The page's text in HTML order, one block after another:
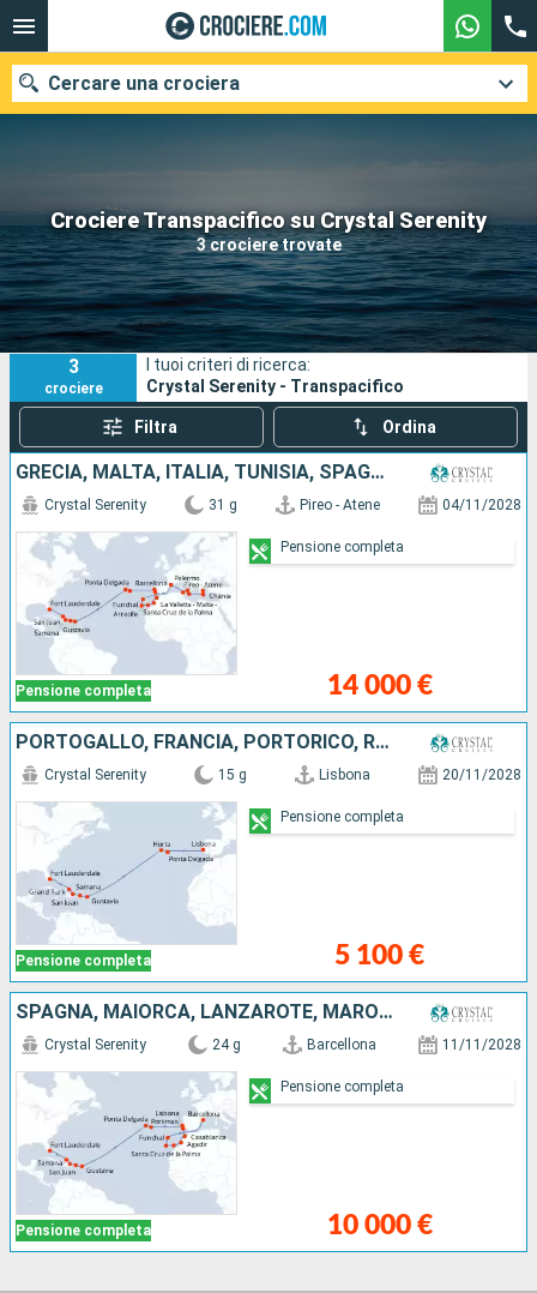
Crociere Transpacifico su Crystal Serenity
3 crociere trovate
Cercare una crociera
Le nostre destinazioni
Mesi di partenza
Porti Compagnie
Ricerca
3
crociere
I tuoi criteri di ricerca:
Crystal Serenity - Transpacifico
Filtra Ordina
GRECIA, MALTA, ITALIA, TUNISIA, SPAGNA, MAIORCA, LANZAROTE, MAROCCO, PORTOGALLO, FRANCIA, PORTORICO, REPUBBLICA DOMINICANA, ISOLE TURKS E CAICOS, STATI UNITI
Pensione completa
Crystal Serenity 31 g Pireo - Atene 04/11/2028
14 000 €
Pensione completa
PORTOGALLO, FRANCIA, PORTORICO, REPUBBLICA DOMINICANA, ISOLE TURKS E CAICOS, STATI UNITI
Pensione completa
Crystal Serenity 15 g Lisbona 20/11/2028
5 100 €
Pensione completa
SPAGNA, MAIORCA, LANZAROTE, MAROCCO, PORTOGALLO, FRANCIA, PORTORICO, REPUBBLICA DOMINICANA, ISOLE TURKS E CAICOS, STATI UNITI
Pensione completa
Crystal Serenity 24 g Barcellona 11/11/2028
10 000 €
Pensione completa